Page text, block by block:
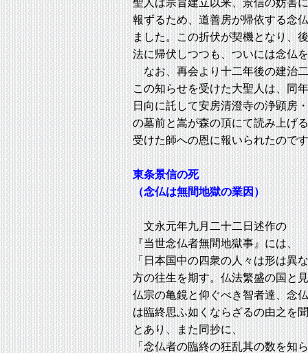
聖人は宗旨建立以来、景信の妨害
報ずるため、道善房が帰依する念
ました。この折伏が契機となり、
法に帰伏しつつも、ついには念仏
なお、再会より十二年後の建治
この知らせを受けた大聖人は、同
日向に託して安房清澄寺の浄顕房
の墓前と嵩が森の頂にて読み上げ
受けた師への恩に報いられたので
東条景信の死
（念仏は無間地獄の業因）
文永元年九月二十二日述作の
『当世念仏者無間地獄事』には、
「日本国中の四衆の人々は形は異
方の往生を期す。仏法繁盛の国と
仏宗の亀鏡と仰ぐべき智者達、念
は臨終思ふ如くならざるの由之を
とあり、また同抄に、
「念仏者の臨終の狂乱其の数を知